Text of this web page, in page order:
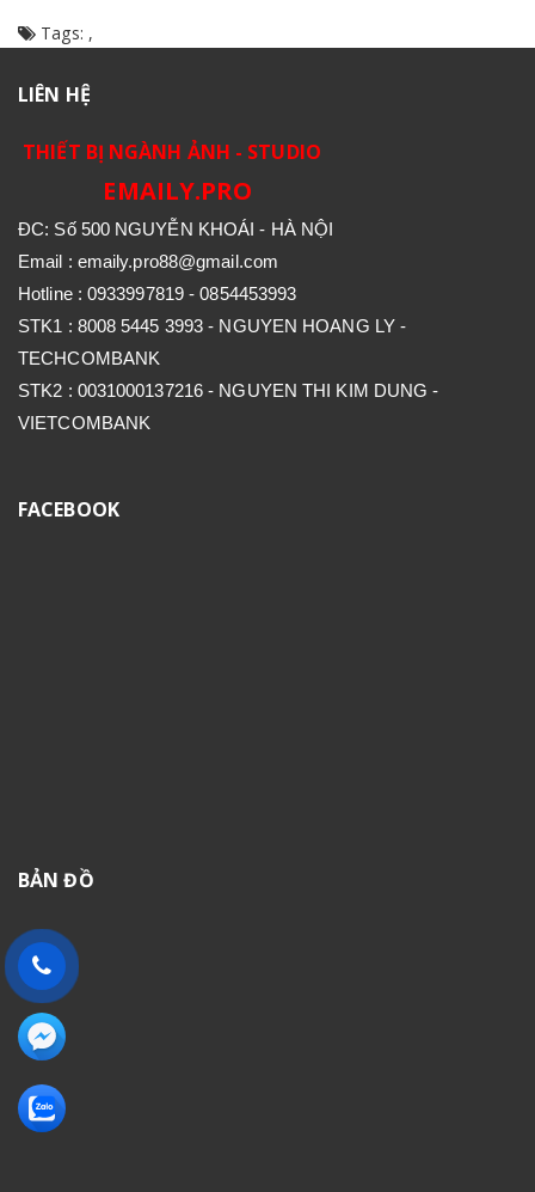
Tags: ,
LIÊN HỆ
THIẾT BỊ NGÀNH ẢNH - STUDIO
EMAILY.PRO
ĐC: Số 500 NGUYỄN KHOÁI - HÀ NỘI
Email : emaily.pro88@gmail.com
Hotline : 0933997819 - 0854453993
STK1 : 8008 5445 3993 - NGUYEN HOANG LY -
TECHCOMBANK
STK2 : 0031000137216 - NGUYEN THI KIM DUNG -
VIETCOMBANK
FACEBOOK
BẢN ĐỒ